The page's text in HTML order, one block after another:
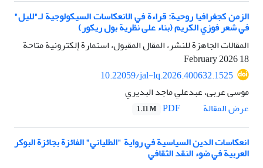
الزمن كجغرافيا روحية: قراءة في الانعكاسات السيكولوجية لـ"للیل"
في شعر فوزي الكریم (بناء على نظرية بول ريكور)
المقالات الجاهزة للنشر، المقال المقبول، استمارة إلكترونية متاحة
18 February 2026
10.22059/jal-lq.2026.400632.1525
موسی عربی، عبدعلي ماجد البديري
عرض المقالة
1.11 M
انعكاسات الدين السياسية في رواية "الطلياني" الفائزة بجائزة البوكر
العربية في ضوء النقد الثقافي